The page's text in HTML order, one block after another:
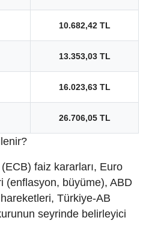
10.682,42 TL
13.353,03 TL
16.023,63 TL
26.706,05 TL
faiz kararları, Euro
(enflasyon, büyüme), ABD
Türkiye-AB
seyrinde belirleyici